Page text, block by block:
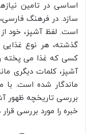
اساسی در تامین
سازد. در فرهنگ
است. لفظ آشپز، خود
گذشته، هر نوع
کسی که غذا می پخته
آشپز، کلمات دیگری
ماندگار شده است. با
بررسی تاریخچه ظهور
خبره را مورد بررسی